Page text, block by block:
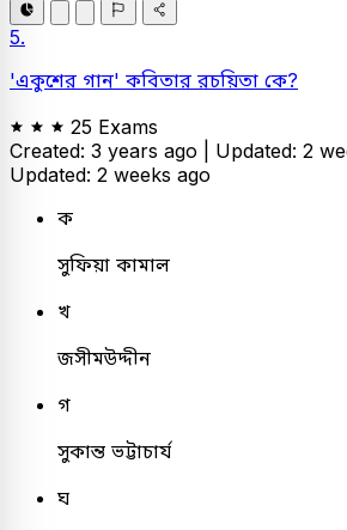
5.
'একুশের গান' কবিতার রচয়িতা কে?
25 Exams
Created: 3 years ago | Updated: 2
Updated: 2 weeks ago
ক
সুফিয়া কামাল
খ
জসীমউদ্দীন
গ
সুকান্ত ভট্টাচার্য
ঘ